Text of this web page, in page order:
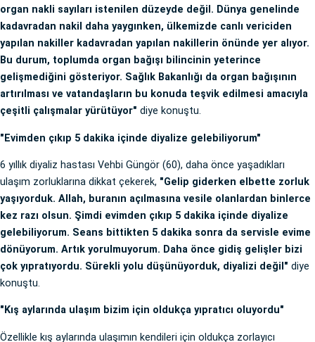
organ nakli sayıları istenilen düzeyde değil. Dünya genelinde
kadavradan nakil daha yaygınken, ülkemizde canlı vericiden
yapılan nakiller kadavradan yapılan nakillerin önünde yer alıyor.
Bu durum, toplumda organ bağışı bilincinin yeterince
gelişmediğini gösteriyor. Sağlık Bakanlığı da organ bağışının
artırılması ve vatandaşların bu konuda teşvik edilmesi amacıyla
çeşitli çalışmalar yürütüyor" diye konuştu.
"Evimden çıkıp 5 dakika içinde diyalize gelebiliyorum"
6 yıllık diyaliz hastası Vehbi Güngör (60), daha önce yaşadıkları
ulaşım zorluklarına dikkat çekerek, "Gelip giderken elbette zorluk
yaşıyorduk. Allah, buranın açılmasına vesile olanlardan binlerce
kez razı olsun. Şimdi evimden çıkıp 5 dakika içinde diyalize
gelebiliyorum. Seans bittikten 5 dakika sonra da servisle evime
dönüyorum. Artık yorulmuyorum. Daha önce gidiş gelişler bizi
çok yıpratıyordu. Sürekli yolu düşünüyorduk, diyalizi değil" diye
konuştu.
"Kış aylarında ulaşım bizim için oldukça yıpratıcı oluyordu"
Özellikle kış aylarında ulaşımın kendileri için oldukça zorlayıcı